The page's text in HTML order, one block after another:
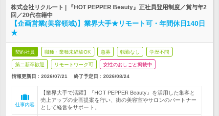
株式会社リクルート | 『HOT PEPPER Beauty』正社員登用制度／賞与年2
回／20代在籍中
【企画営業(美容領域)】業界大手★リモート可・年間休日140日
★
契約社員 職種・業種未経験OK 急募 転勤なし 学歴不問
第二新卒歓迎 リモートワーク可 女性のおしごと掲載中
情報更新日：2026/07/21 終了予定日： 2026/08/24
仕事内容
【業界大手で活躍】『HOT PEPPER Beauty』を活用した集客と
売上アップの企画提案を行い、街の美容室やサロンのパートナー
として経営をサポート。